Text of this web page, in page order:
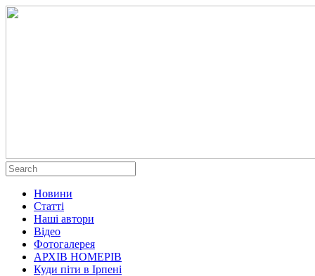
Новини
Статті
Наші автори
Відео
Фотогалерея
АРХІВ НОМЕРІВ
Куди піти в Ірпені